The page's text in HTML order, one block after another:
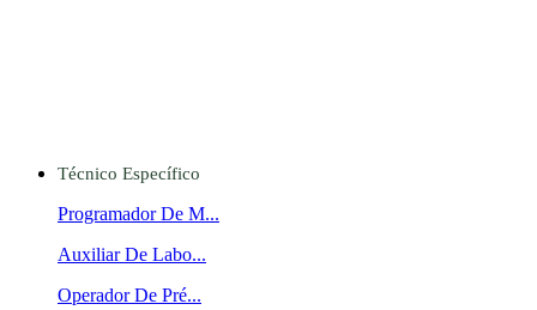
Técnico Específico
Programador De M...
Auxiliar De Labo...
Operador De Pré...